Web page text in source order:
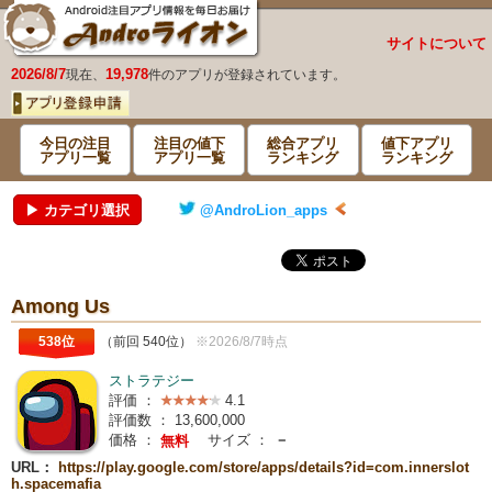
サイトについて
2026/8/7現在、 19,978件のアプリが登録されています。
今日の注目
アプリ一覧
注目の値下
アプリ一覧
総合アプリ
ランキング
値下アプリ
ランキング
▶ カテゴリ選択 @AndroLion_apps
Among Us
538位 （前回 540位） ※2026/8/7時点
ストラテジー
評価 ：
4.1
評価数 ： 13,600,000
価格 ： 無料 サイズ ：
－
URL：
https://play.google.com/store/apps/details?id=com.innerslot
h.spacemafia